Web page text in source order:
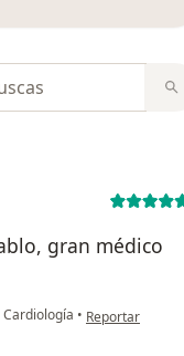
gran médico
• en opinión del
Reportar